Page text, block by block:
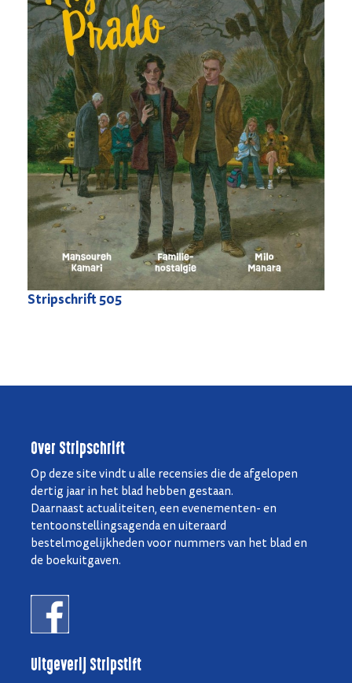
Stripschrift505
Over Stripschrift
Op deze site vindt u alle recensies die de afgelopen
dertig jaar in het blad hebben gestaan.
Daarnaast actualiteiten, een evenementen- en
tentoonstellingsagenda en uiteraard
bestelmogelijkheden voor nummers van het blad en
de boekuitgaven.
Uitgeverij Stripstift